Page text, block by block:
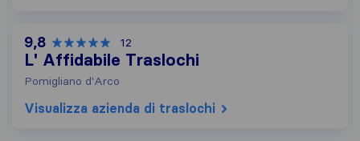
9,8 12
L' Affidabile Traslochi
Pomigliano d'Arco
Visualizza azienda di traslochi